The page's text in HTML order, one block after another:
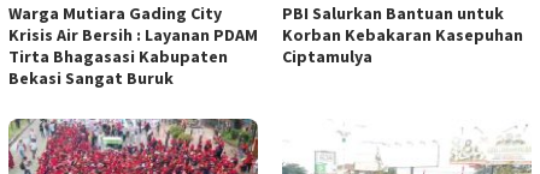
Warga Mutiara Gading City
Krisis Air Bersih : Layanan PDAM
Tirta Bhagasasi Kabupaten
Bekasi Sangat Buruk
PBI Salurkan Bantuan untuk
Korban Kebakaran Kasepuhan
Ciptamulya